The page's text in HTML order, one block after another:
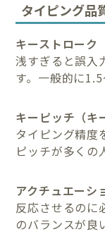
タイピング品
キーストローク
浅すぎると誤入
す。一般的に
キーピッチ（キ
タイピング精度
ピッチが多くの
アクチュエーシ
反応させるのに
のバランスが良